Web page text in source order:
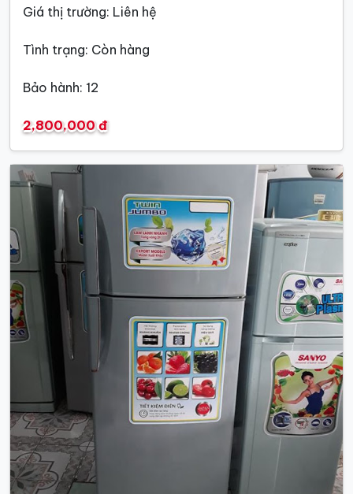
Giá thị trường: Liên hệ
Tình trạng: Còn hàng
Bảo hành: 12
2,800,000 đ